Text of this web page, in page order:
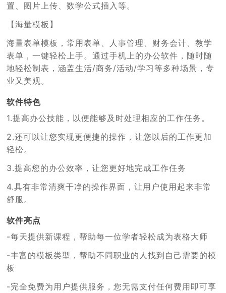
置、图片上传、数学公式插入等。
【海量模板】
海量表单模板，常用表单、人事管理、财务会计、教学
表单，一键轻松上手。通过手机上的办公软件，随时随
地轻松制表，涵盖生活/商务/活动/学习等多种场景，专
业又美观。
软件特色
1.提高办公技能，以便能够及时处理相应的工作任务。
2.还可以让您实现更便捷的操作，让您以后的工作更加
轻松。
3.提高您的办公效率，让您更好地完成工作任务
4.具有非常清爽干净的操作界面，让用户使用起来非常
舒服。
软件亮点
-每天提供新课程，帮助每一位学者轻松成为表格大师
-丰富的模板类型，帮助不同职业的人找到自己需要的模
板
-完全免费为用户提供服务，您无需支付任何费用即可享